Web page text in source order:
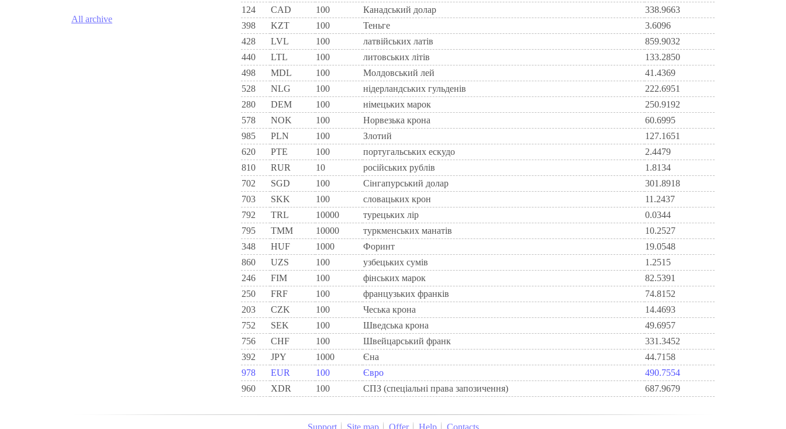
All archive
124
CAD 100 Канадський долар
338.9663
398
KZT 100 Теньге
3.6096
428
LVL 100 латвійських латів
859.9032
440
LTL 100 литовських літів
133.2850
498
MDL 100 Молдовський лей
41.4369
528
NLG 100 нiдерландських гульденiв
222.6951
280
DEM 100 нiмецьких марок
250.9192
578
NOK 100 Норвезька крона
60.6995
985
PLN 100 Злотий
127.1651
620
PTE 100 португальських ескудо
2.4479
810
RUR 10 росiйських рублiв
1.8134
702
SGD 100 Сінгапурський долар
301.8918
703
SKK 100 словацьких крон
11.2437
792
TRL 10000 турецьких лір
0.0344
795
TMM 10000 туркменських манатів
10.2527
348
HUF 1000 Форинт
19.0548
860
UZS 100 узбецьких сумів
1.2515
246
FIM 100 фiнських марок
82.5391
250
FRF 100 французьких франкiв
74.8152
203
CZK 100 Чеська крона
14.4693
752
SEK 100 Шведська крона
49.6957
756
CHF 100 Швейцарський франк
331.3452
392
JPY 1000 Єна
44.7158
978
EUR 100 Євро
490.7554
960
XDR 100 СПЗ (спеціальні права запозичення) 687.9679